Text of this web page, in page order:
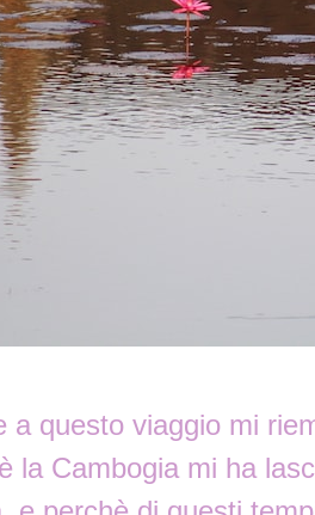
a questo viaggio mi
la Cambogia mi ha